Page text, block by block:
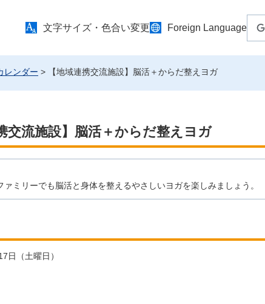
文字サイズ・色合い変更 Foreign Language
レンダー > 【地域連携交流施設】脳活＋からだ整えヨガ
交流施設】脳活＋からだ整えヨガ
ァミリーでも脳活と身体を整えるやさしいヨガを楽しみましょう。
日（土曜日）